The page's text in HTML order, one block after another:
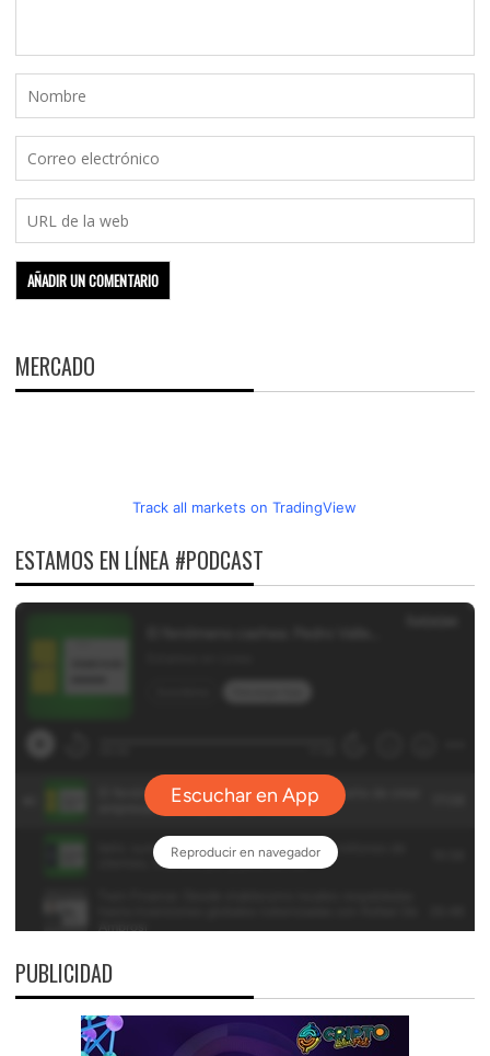
MERCADO
Track all markets on TradingView
ESTAMOS EN LÍNEA #PODCAST
PUBLICIDAD